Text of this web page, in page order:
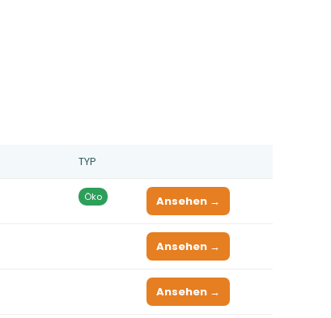
TYP
Öko Ansehen →
Ansehen →
Ansehen →